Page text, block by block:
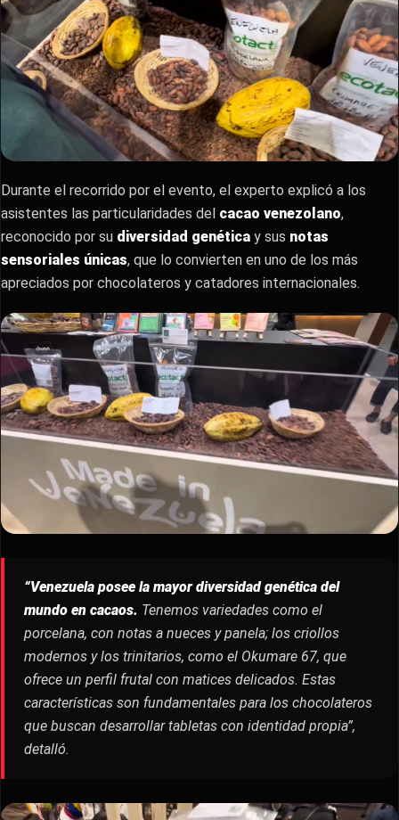
Durante el recorrido por el evento, el experto explicó a los
asistentes las particularidades del cacao venezolano,
reconocido por su diversidad genética y sus notas
sensoriales únicas, que lo convierten en uno de los más
apreciados por chocolateros y catadores internacionales.
“Venezuela posee la mayor diversidad genética del
mundo en cacaos. Tenemos variedades como el
porcelana, con notas a nueces y panela; los criollos
modernos y los trinitarios, como el Okumare 67, que
ofrece un perfil frutal con matices delicados. Estas
características son fundamentales para los chocolateros
que buscan desarrollar tabletas con identidad propia”,
detalló.